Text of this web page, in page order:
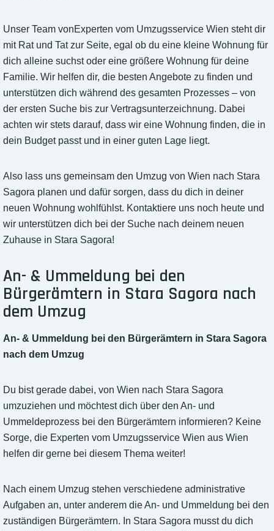
Unser Team vonExperten vom Umzugsservice Wien steht dir
mit Rat und Tat zur Seite, egal ob du eine kleine Wohnung für
dich alleine suchst oder eine größere Wohnung für deine
Familie. Wir helfen dir, die besten Angebote zu finden und
unterstützen dich während des gesamten Prozesses – von
der ersten Suche bis zur Vertragsunterzeichnung. Dabei
achten wir stets darauf, dass wir eine Wohnung finden, die in
dein Budget passt und in einer guten Lage liegt.
Also lass uns gemeinsam den Umzug von Wien nach Stara
Sagora planen und dafür sorgen, dass du dich in deiner
neuen Wohnung wohlfühlst. Kontaktiere uns noch heute und
wir unterstützen dich bei der Suche nach deinem neuen
Zuhause in Stara Sagora!
An- & Ummeldung bei den
Bürgerämtern in Stara Sagora nach
dem Umzug
An- & Ummeldung bei den Bürgerämtern in Stara Sagora
nach dem Umzug
Du bist gerade dabei, von Wien nach Stara Sagora
umzuziehen und möchtest dich über den An- und
Ummeldeprozess bei den Bürgerämtern informieren? Keine
Sorge, die Experten vom Umzugsservice Wien aus Wien
helfen dir gerne bei diesem Thema weiter!
Nach einem Umzug stehen verschiedene administrative
Aufgaben an, unter anderem die An- und Ummeldung bei den
zuständigen Bürgerämtern. In Stara Sagora musst du dich